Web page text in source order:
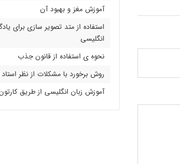
آموزش مغز و بهبود آن
استفاده از متد تصویر سازی برای
انگلیسی
نحوه ی استفاده از قانون جذب
روش برخورد با مشکلات از نظر
آموزش زبان انگلیسی از طریق